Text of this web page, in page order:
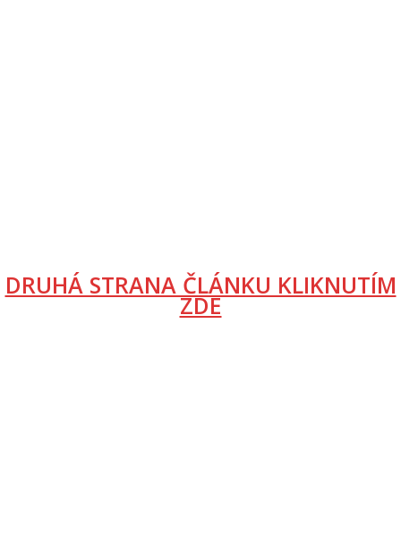
DRUHÁ STRANA ČLÁNKU KLIKNUTÍM
ZDE